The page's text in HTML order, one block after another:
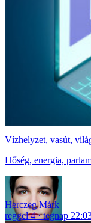
Vízhelyzet, vasút,
Hőség, energia,
Herczeg Márk
reggel 4
tegnap